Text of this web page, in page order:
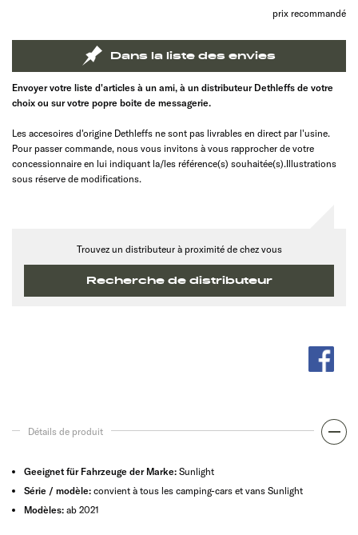
prix recommandé
Dans la liste des envies
Envoyer votre liste d'articles à un ami, à un distributeur Dethleffs de votre
choix ou sur votre popre boite de messagerie.
Les accesoires d'origine Dethleffs ne sont pas livrables en direct par l'usine.
Pour passer commande, nous vous invitons à vous rapprocher de votre
concessionnaire en lui indiquant la/les référence(s) souhaitée(s).Illustrations
sous réserve de modifications.
Trouvez un distributeur à proximité de chez vous
Recherche de distributeur
Détails de produit
Geeignet für Fahrzeuge der Marke: Sunlight
Série / modèle: convient à tous les camping-cars et vans Sunlight
Modèles: ab 2021